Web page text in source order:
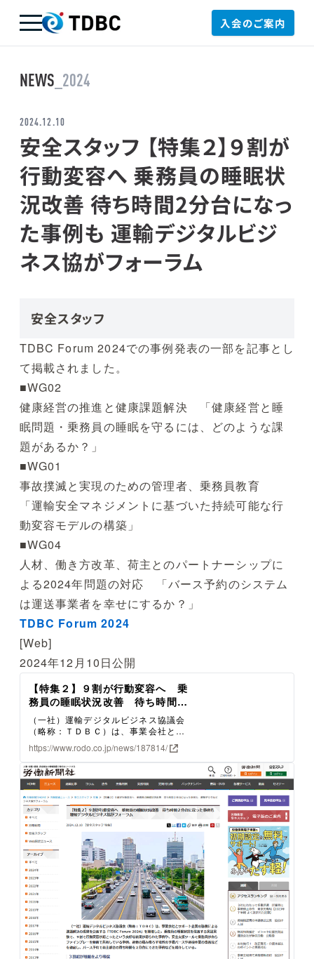
TDBC 入会のご案内
NEWS _2024
2024.12.10
安全スタッフ 【特集２】９割が
行動変容へ 乗務員の睡眠状
況改善 待ち時間2分台になっ
た事例も 運輸デジタルビジ
ネス協がフォーラム
安全スタッフ
TDBC Forum 2024での事例発表の一部を記事とし
て掲載されました。
■WG02
健康経営の推進と健康課題解決 「健康経営と睡
眠問題・乗務員の睡眠を守るには、どのような課
題があるか？」
■WG01
事故撲滅と実現のための管理者、乗務員教育
「運輸安全マネジメントに基づいた持続可能な行
動変容モデルの構築」
■WG04
人材、働き方改革、荷主とのパートナーシップに
よる2024年問題の対応 「バース予約のシステム
は運送事業者を幸せにするか？」
TDBC Forum 2024
[Web]
2024年12月10日公開
【特集２】９割が行動変容へ 乗
務員の睡眠状況改善 待ち時間２
分台になった事例も 運輸デジタ
ルビジネス協がフォーラム｜安全
スタッフ 特集｜労働新聞社
（一社）運輸デジタルビジネス協議会
（略称：ＴＤＢＣ）は、事業会社とサ
ポート企業の協働による課題解決の成
果を公表する「TDBCForum2024」を
開催した。乗務員の睡眠状況を改善す
る実証実験で、９割で行動変容が起こ
ったという良好な結果が得られた事例
や、安全支援ツールで乗務員が自らフ
ァインプレーを動画
https://www.rodo.co.jp/news/187814/